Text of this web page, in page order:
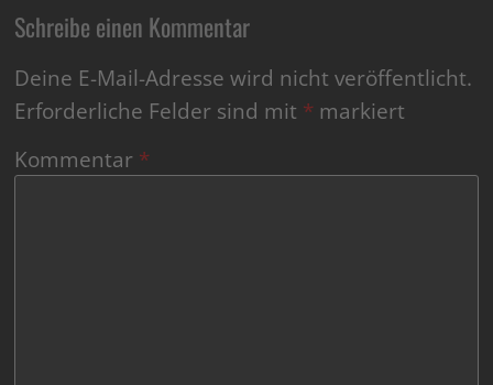
Schreibe einen Kommentar
Deine E-Mail-Adresse wird nicht veröffentlicht.
Erforderliche Felder sind mit * markiert
Kommentar *